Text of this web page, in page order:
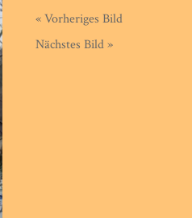
« Vorheriges Bild
Nächstes Bild »